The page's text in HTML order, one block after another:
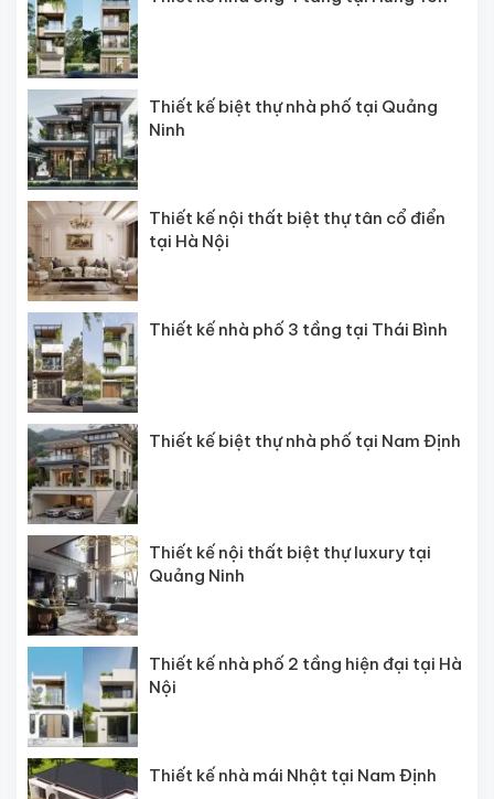
Thiết kế biệt thự nhà phố tại Quảng
Ninh
Thiết kế nội thất biệt thự tân cổ điển
tại Hà Nội
Thiết kế nhà phố 3 tầng tại Thái Bình
Thiết kế biệt thự nhà phố tại Nam Định
Thiết kế nội thất biệt thự luxury tại
Quảng Ninh
Thiết kế nhà phố 2 tầng hiện đại tại Hà
Nội
Thiết kế nhà mái Nhật tại Nam Định